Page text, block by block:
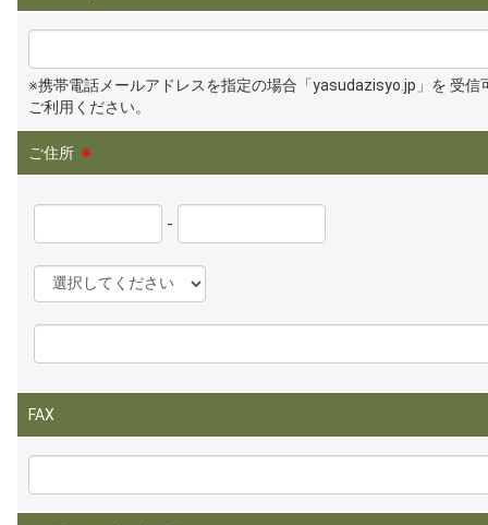
※携帯電話メールアドレスを指定の場合「yasudazisyo.jp」を 受信
ご利用ください。
ご住所 ※
-
FAX